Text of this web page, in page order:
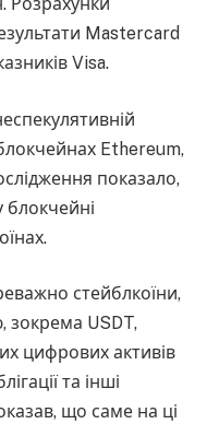
Mastercard
Visa.
Ethereum,
показало,
блокчейні
стейблкоїни,
зокрема USDT,
цифрових активів
та інші
що саме на ці